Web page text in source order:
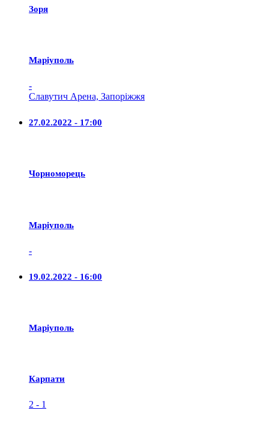
Зоря
Маріуполь
-
Славутич Арена, Запоріжжя
27.02.2022 - 17:00
Чорноморець
Маріуполь
-
19.02.2022 - 16:00
Маріуполь
Карпати
2 - 1